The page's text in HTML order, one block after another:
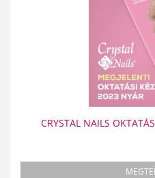
CRYSTAL NAILS